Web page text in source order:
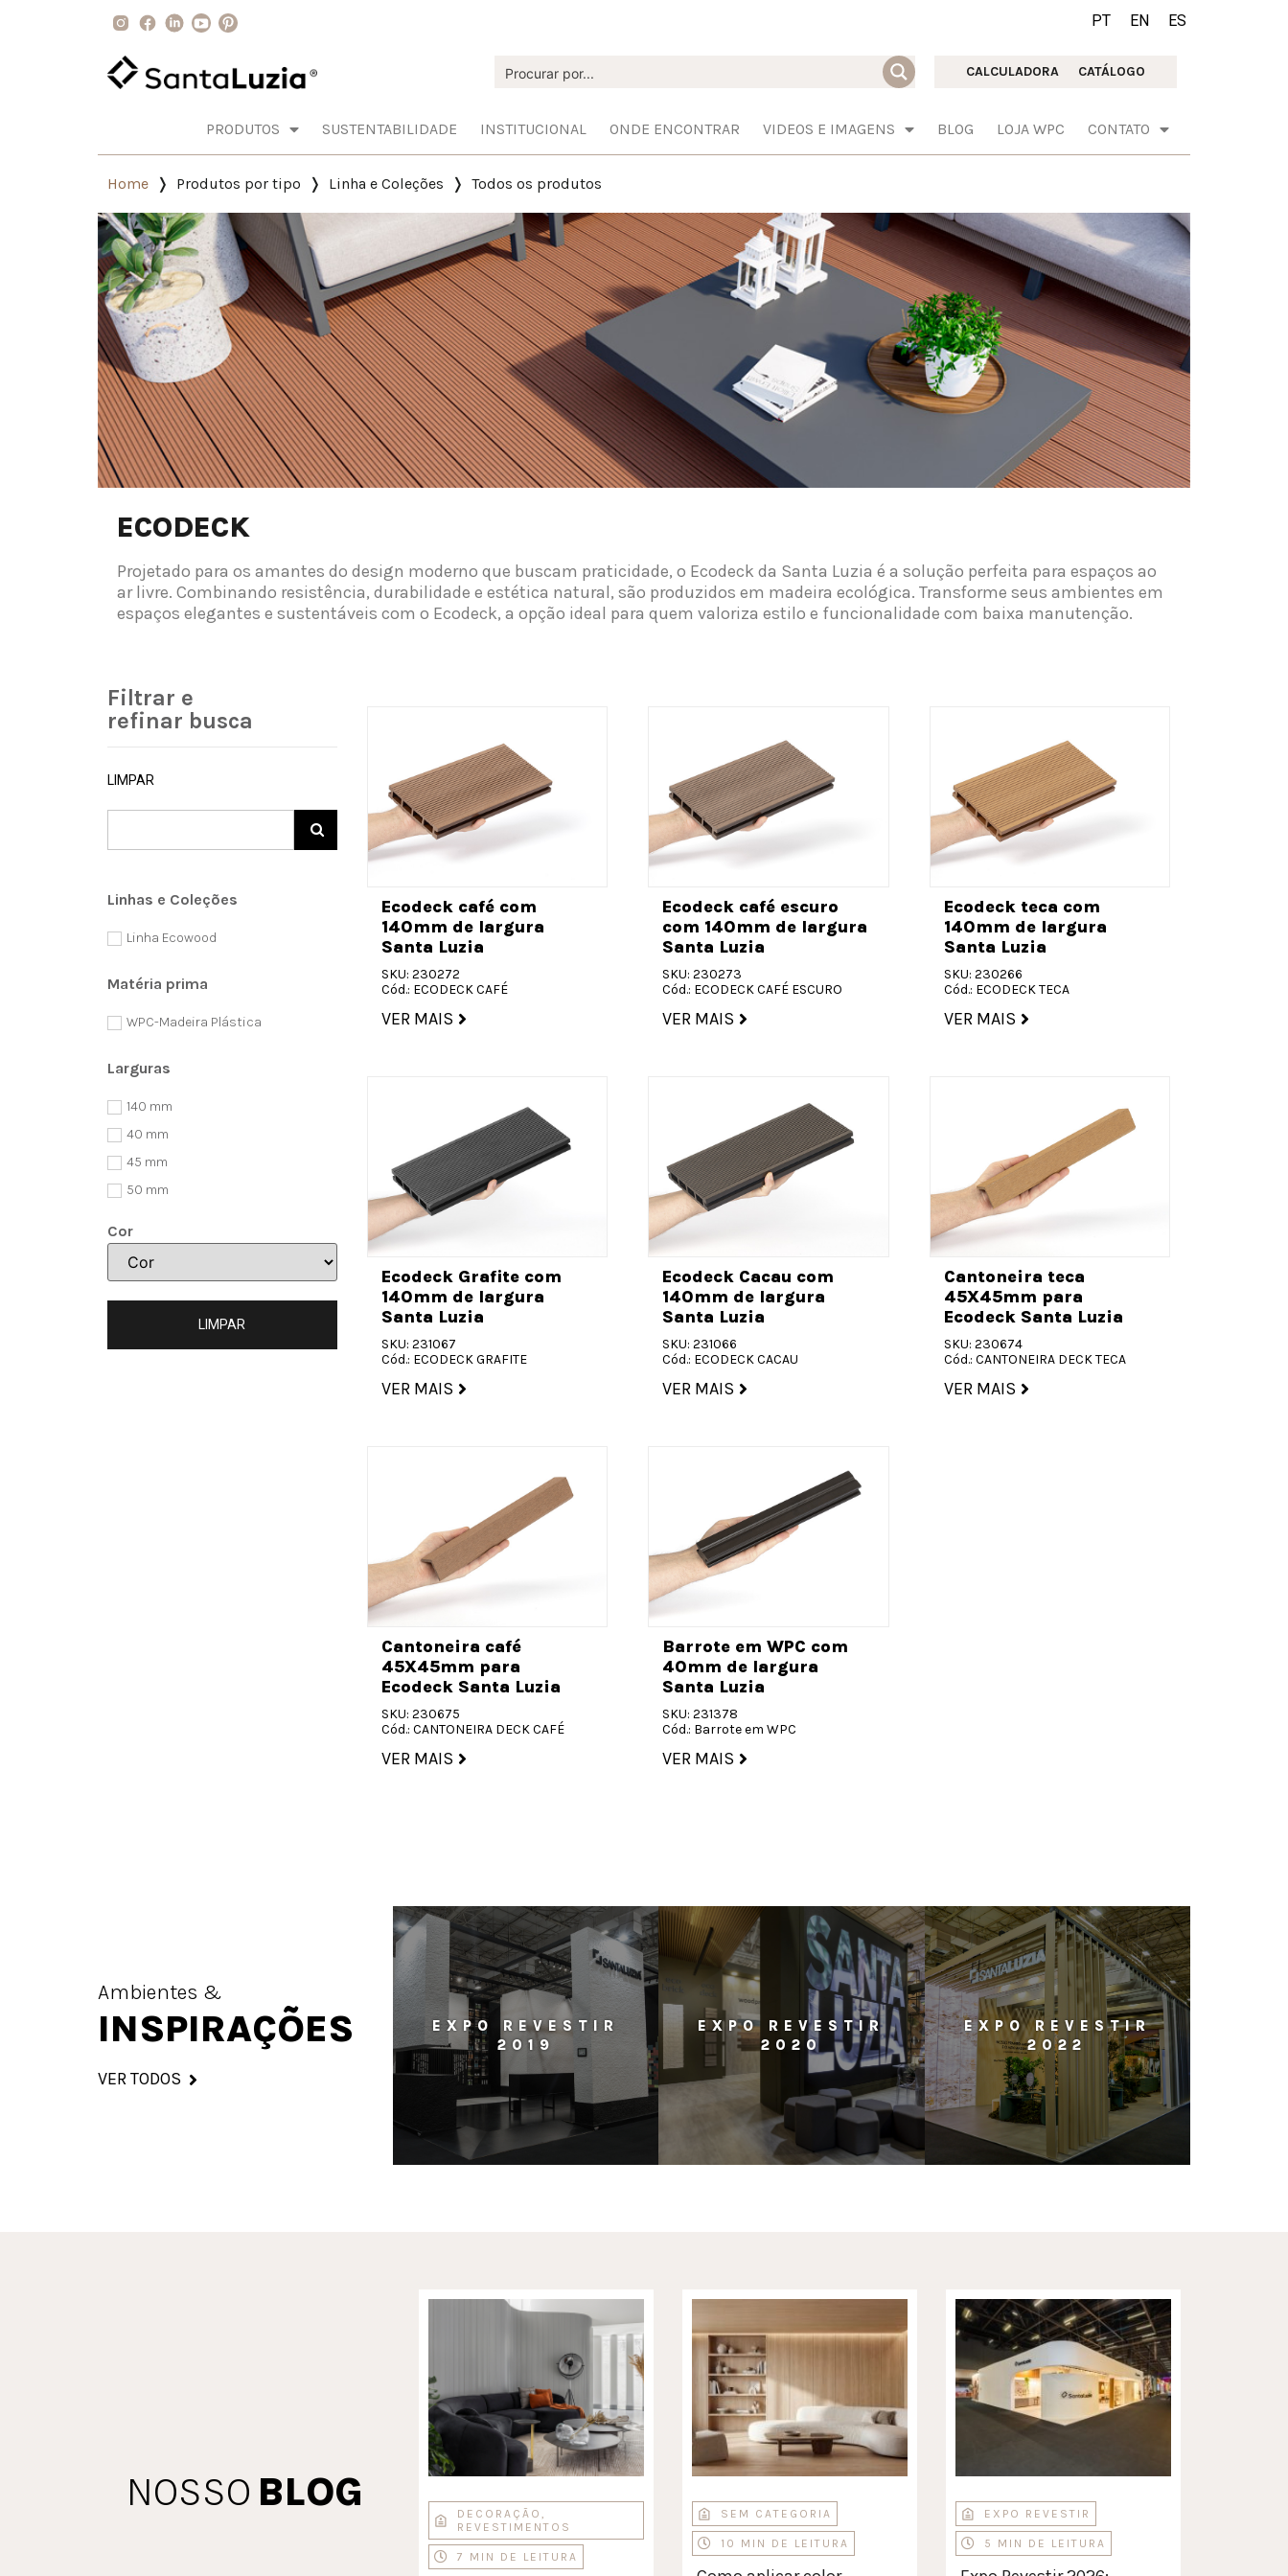
PT EN ES
CALCULADORA CATÁLOGO
PRODUTOS SUSTENTABILIDADE INSTITUCIONAL ONDE ENCONTRAR VIDEOS E IMAGENS BLOG LOJA WPC CONTATO
Home Produtos por tipo Linha e Coleções Todos os produtos
ECODECK
Projetado para os amantes do design moderno que buscam praticidade, o Ecodeck da Santa Luzia é a solução perfeita para espaços ao
ar livre. Combinando resistência, durabilidade e estética natural, são produzidos em madeira ecológica. Transforme seus ambientes em
espaços elegantes e sustentáveis com o Ecodeck, a opção ideal para quem valoriza estilo e funcionalidade com baixa manutenção.
Filtrar e
refinar busca
LIMPAR
Linhas e Coleções
Linha Ecowood
Matéria prima
WPC-Madeira Plástica
Larguras
140
40
45
50
Cor
LIMPAR
Ecodeck café com
140mm de largura
Santa Luzia
SKU: 230272
Cód.: ECODECK CAFÉ
VER MAIS
Ecodeck café escuro
com 140mm de largura
Santa Luzia
SKU: 230273
Cód.: ECODECK CAFÉ ESCURO
VER MAIS
Ecodeck teca com
140mm de largura
Santa Luzia
SKU: 230266
Cód.: ECODECK TECA
VER MAIS
Ecodeck Grafite com
140mm de largura
Santa Luzia
SKU: 231067
Cód.: ECODECK GRAFITE
VER MAIS
Ecodeck Cacau com
140mm de largura
Santa Luzia
SKU: 231066
Cód.: ECODECK CACAU
VER MAIS
Cantoneira teca
45X45mm para
Ecodeck Santa Luzia
SKU: 230674
Cód.: CANTONEIRA DECK TECA
VER MAIS
Cantoneira café
45X45mm para
Ecodeck Santa Luzia
SKU: 230675
Cód.: CANTONEIRA DECK CAFÉ
VER MAIS
Barrote em WPC com
40mm de largura
Santa Luzia
SKU: 231378
Cód.: Barrote em WPC
VER MAIS
Ambientes &
INSPIRAÇÕES
VER TODOS
EXPO REVESTIR
2019
EXPO REVESTIR
2020
EXPO REVESTIR
2022
NOSSO BLOG DECORAÇÃO,
REVESTIMENTOS
7 MIN DE LEITURA
SEM CATEGORIA
10 MIN DE LEITURA
EXPO REVESTIR
5 MIN DE LEITURA